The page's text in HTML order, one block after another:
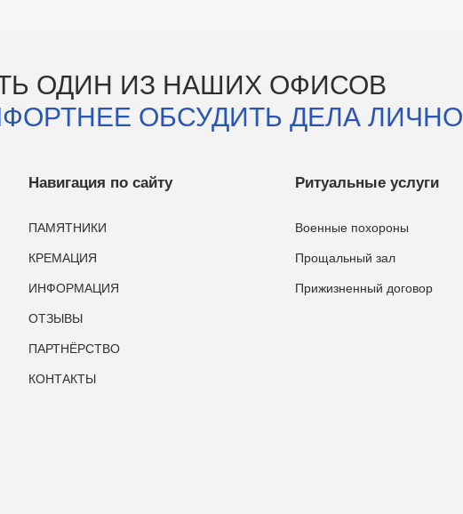
ОДИН ИЗ НАШИХ ОФИСОВ
ОБСУДИТЬ ДЕЛА ЛИЧНО
Навигация по сайту
ПАМЯТНИКИ
КРЕМАЦИЯ
ИНФОРМАЦИЯ
ОТЗЫВЫ
ПАРТНЁРСТВО
КОНТАКТЫ
Ритуальные услуги
Военные похороны
Прощальный зал
Прижизненный договор